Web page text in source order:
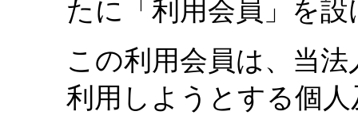
たに「利用会員」を
この利用会員は、当
利用しようとする個